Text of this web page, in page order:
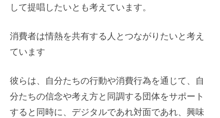
して提唱したいとも考えています。
消費者は情熱を共有する人とつながりたいと考え
ています
彼らは、自分たちの行動や消費行為を通じて、自
分たちの信念や考え方と同調する団体をサポート
すると同時に、デジタルであれ対面であれ、興味